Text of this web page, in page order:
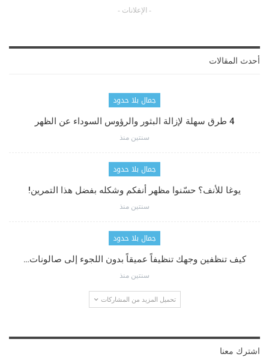
- الإعلانات -
أحدث المقالات
جمال بلا حدود
4 طرق سهلة لإزالة البثور والرؤوس السوداء عن الظهر
سنتين منذ
جمال بلا حدود
يوغا للأنف؟ حسّنوا مظهر أنفكم وشكله بفضل هذا التمرين!
سنتين منذ
جمال بلا حدود
كيف تنظفين وجهك تنظيفاً عميقاً بدون اللجوء إلى صالونات…
سنتين منذ
تحميل المزيد من المشاركات
اشترك معنا